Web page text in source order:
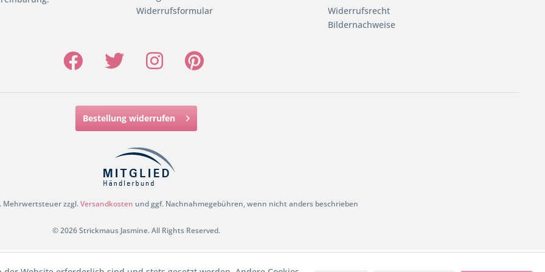
Widerrufsformular
Widerrufsrecht
Bildernachweise
Bestellung widerrufen
Mehrwertsteuer zzgl.Versandkosten und ggf. Nachnahmegebühren, wenn nicht anders beschrieben
© 2026 Strickmaus Jasmine. All Rights Reserved.